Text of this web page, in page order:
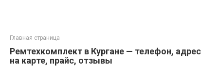
Главная страница
Ремтехкомплект в Кургане — телефон, адрес
на карте, прайс, отзывы